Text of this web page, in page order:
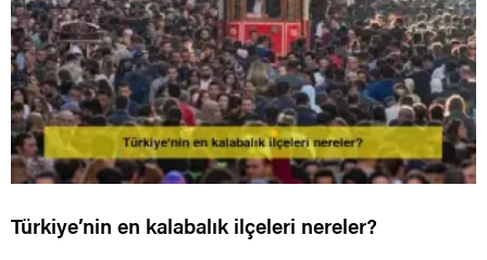
Türkiye’nin en kalabalık ilçeleri nereler?